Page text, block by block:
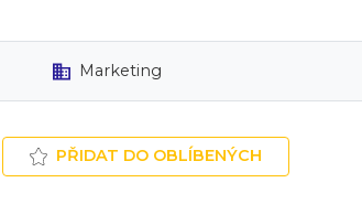
Marketing
PŘIDAT DO OBLÍBENÝCH